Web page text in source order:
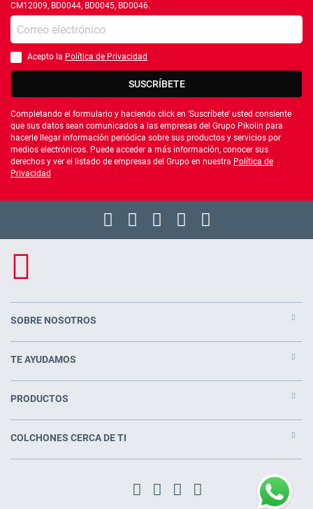
CM12009, BD0044, BD0045, BD0046.
Introduce tu e-mail
Debes aceptar la política de privacidad
Acepto la Política de Privacidad
SUSCRÍBETE
Completando el formulario y haciendo click en 'Suscríbete' usted consiente
que sus datos sean comunicados a las empresas del Grupo Pikolin para
hacerle llegar información periódica sobre sus productos y servicios por
medios electrónicos. Puede acceder a más información, conocer sus
derechos y ver el listado de empresas del Grupo en nuestra Política de
Privacidad
SOBRE NOSOTROS
TE AYUDAMOS
PRODUCTOS
COLCHONES CERCA DE TI